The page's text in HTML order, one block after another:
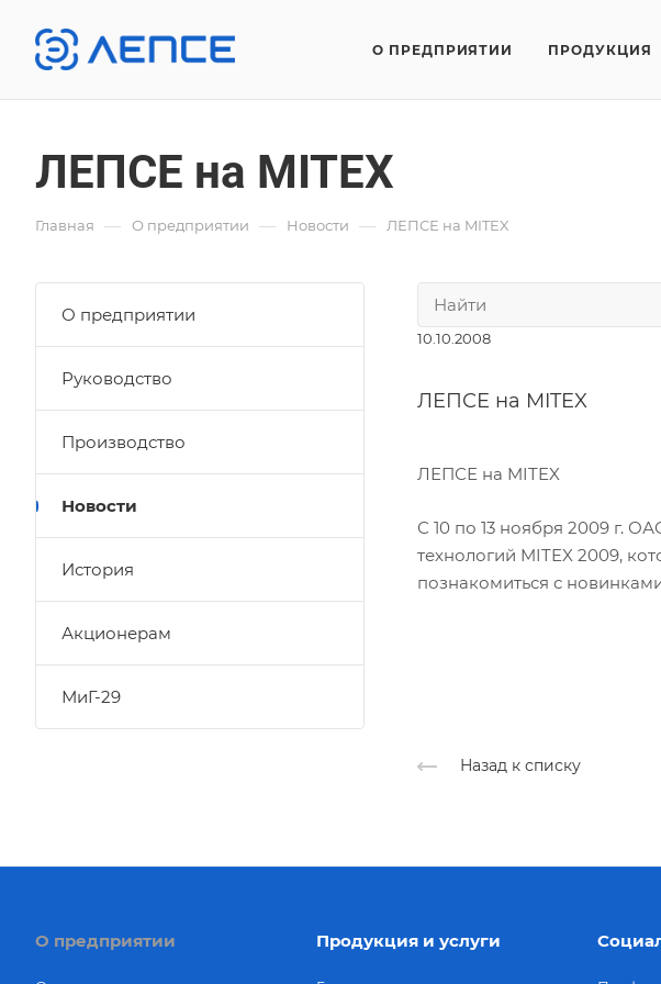
О ПРЕДПРИЯТИИ ПРОДУКЦИЯ
ЛЕПСЕ на MITEX
Главная — О предприятии — Новости — ЛЕПСЕ на MITEX
10.10.2008
ЛЕПСЕ на MITEX
ЛЕПСЕ на MITEX
С 10 по 13 ноября 2009 г.
технологий MITEX 2009,
познакомиться с
Назад к списку
О предприятии
Руководство
Производство
Новости
История
Акционерам
МиГ-29
О предприятии Продукция и услуги